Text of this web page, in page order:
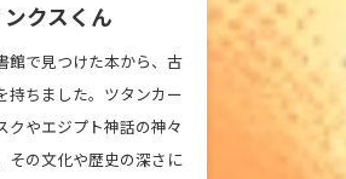
クスくん
館で見つけた本から、古
持ちました。ツタンカー
クやエジプト神話の神々
その文化や歴史の深さに